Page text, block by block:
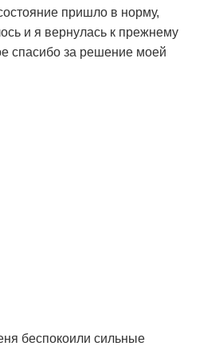
пришло в норму,
и я вернулась к прежнему
спасибо за решение моей
подход.
беспокоили сильные